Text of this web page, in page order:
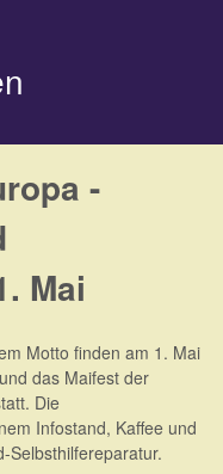
-
Mai
Motto finden am 1. Mai
das Maifest der
Die
Infostand, Kaffee und
Selbsthilfereparatur.